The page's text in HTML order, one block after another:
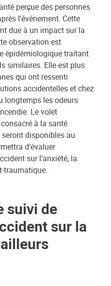
perçue des personnes
l’événement. Cette
due à un impact sur la
observation est
épidémiologique traitant
similaires. Elle est plus
qui ont ressenti
accidentelles et chez
longtemps les odeurs
Le volet
à la santé
disponibles au
d’évaluer
sur l’anxiété, la
traumatique.
suivi de
sur la